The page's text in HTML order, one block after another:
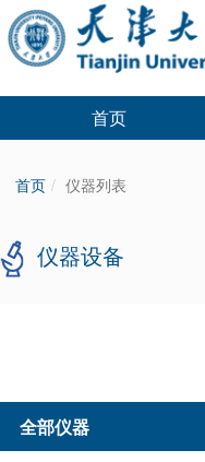
首页
首页 仪器列表
仪器设备
全部仪器